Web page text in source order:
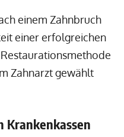
einem Zahnbruch
einer erfolgreichen
Zahnarzt gewählt
Krankenkassen